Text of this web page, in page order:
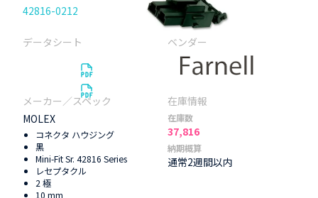
42816-0212
MOLEX
コネクタ ハウジング
黒
Mini-Fit Sr. 42816 Series
レセプタクル
2 極
10 mm
在庫数
37,816
納期概算
通常2週間以内